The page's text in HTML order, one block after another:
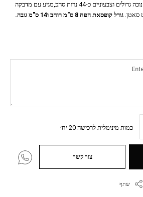
כמות מינימלית לרכישה 20 יח׳
צור קשר
שתף
קופסאת פח כסופה עם נרות חנוכה גדולים וצבעוניים כ-44 נרות סהכ,מגיע עם מדבקה
סאטן. גודל קופסאת הפח 8 ס"מ רוחב ו14 ס"מ גובה.